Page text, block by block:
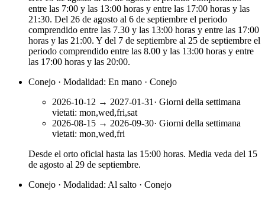
entre las 7:00 y las 13:00 horas y entre las 17:00 horas y las
21:30. Del 26 de agosto al 6 de septiembre el periodo
comprendido entre las 7.30 y las 13:00 horas y entre las 17:00
horas y las 21:00. Y del 7 de septiembre al 25 de septiembre el
periodo comprendido entre las 8.00 y las 13:00 horas y entre
las 17:00 horas y las 20:00.
Conejo · Modalidad: En mano · Conejo
2026-10-12 → 2027-01-31 · Giorni della settimana
vietati: mon,wed,fri,sat
2026-08-15 → 2026-09-30· Giorni della settimana
vietati: mon,wed,fri
Desde el orto oficial hasta las 15:00 horas. Media veda del 15
de agosto al 29 de septiembre.
Conejo · Modalidad: Al salto · Conejo